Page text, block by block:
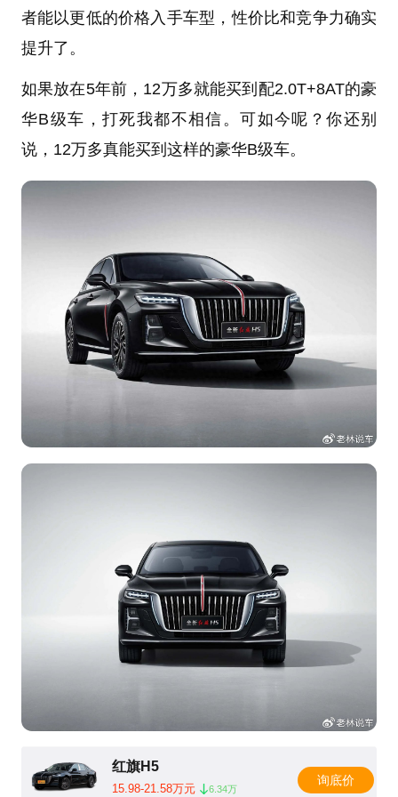
者能以更低的价格入手车型，性价比和竞争力确实
提升了。
如果放在5年前，12万多就能买到配2.0T+8AT的豪
华B级车，打死我都不相信。可如今呢？你还别
说，12万多真能买到这样的豪华B级车。
红旗H5
15.98-21.58万元 6.34万
询底价